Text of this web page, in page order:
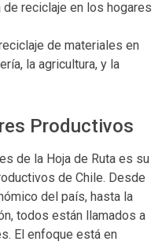
reciclaje en los hogares
de materiales en
la agricultura, y la
Productivos
de la Hoja de Ruta es su
de Chile. Desde
del país, hasta la
todos están llamados a
El enfoque está en